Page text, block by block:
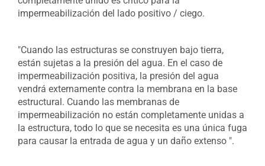
impermeabilización del lado positivo / ciego.
"Cuando las estructuras se construyen bajo tierra,
están sujetas a la presión del agua. En el caso de
impermeabilización positiva, la presión del agua
vendrá externamente contra la membrana en la base
estructural. Cuando las membranas de
impermeabilización no están completamente unidas a
la estructura, todo lo que se necesita es una única fuga
para causar la entrada de agua y un daño extenso ".